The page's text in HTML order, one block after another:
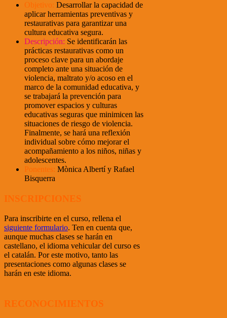
Objetivo: Desarrollar la capacidad de
aplicar herramientas preventivas y
restaurativas para garantizar una
cultura educativa segura.
Descripción: Se identificarán las
prácticas restaurativas como un
proceso clave para un abordaje
completo ante una situación de
violencia, maltrato y/o acoso en el
marco de la comunidad educativa, y
se trabajará la prevención para
promover espacios y culturas
educativas seguras que minimicen las
situaciones de riesgo de violencia.
Finalmente, se hará una reflexión
individual sobre cómo mejorar el
acompañamiento a los niños, niñas y
adolescentes.
Ponentes: Mònica Albertí y Rafael
Bisquerra
INSCRIPCIONES
Para inscribirte en el curso, rellena el
siguiente formulario. Ten en cuenta que,
aunque muchas clases se harán en
castellano, el idioma vehicular del curso es
el catalán. Por este motivo, tanto las
presentaciones como algunas clases se
harán en este idioma.
RECONOCIMIENTOS